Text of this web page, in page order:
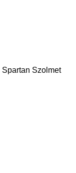
Spartan Szolmet